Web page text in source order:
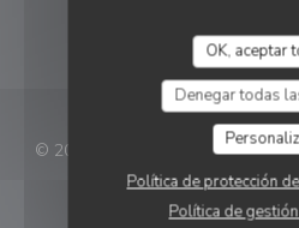
parte inferior
páginas
OK, aceptar
Denegar todas
Política de protección
Política de
© 2026 Beefplace — Creación de
con
Menciones legales